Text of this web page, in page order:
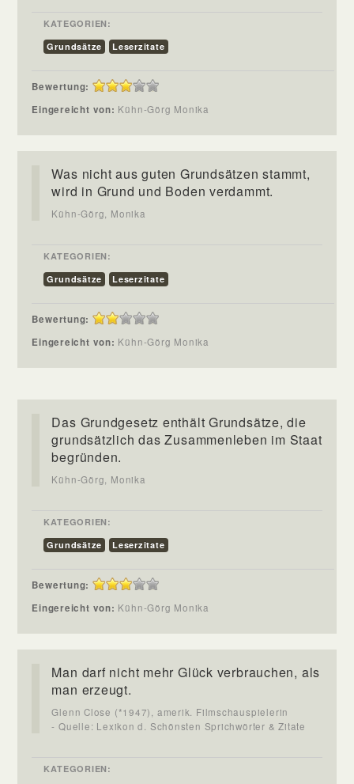
KATEGORIEN:
Grundsätze
Leserzitate
Bewertung:
Eingereicht von: Kühn-Görg Monika
Was nicht aus guten Grundsätzen stammt,
wird in Grund und Boden verdammt.
Kühn-Görg, Monika
KATEGORIEN:
Grundsätze
Leserzitate
Bewertung:
Eingereicht von: Kühn-Görg Monika
Das Grundgesetz enthält Grundsätze, die
grundsätzlich das Zusammenleben im Staat
begründen.
Kühn-Görg, Monika
KATEGORIEN:
Grundsätze
Leserzitate
Bewertung:
Eingereicht von: Kühn-Görg Monika
Man darf nicht mehr Glück verbrauchen, als
man erzeugt.
Glenn Close (*1947), amerik. Filmschauspielerin
- Quelle: Lexikon d. Schönsten Sprichwörter & Zitate
KATEGORIEN: